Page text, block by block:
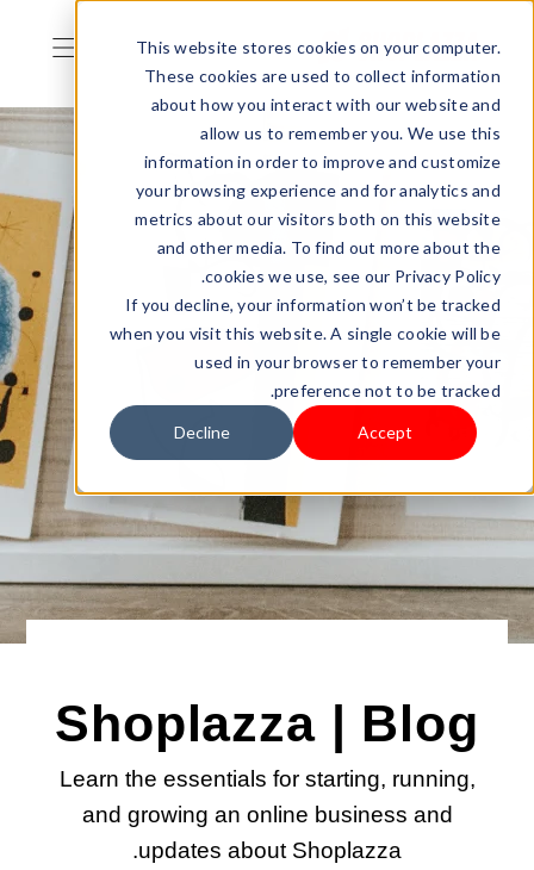
This website stores cookies on your computer.
These cookies are used to collect information
about how you interact with our website and
allow us to remember you. We use this
information in order to improve and customize
your browsing experience and for analytics and
metrics about our visitors both on this website
and other media. To find out more about the
cookies we use, see our Privacy Policy.
If you decline, your information won’t be tracked
when you visit this website. A single cookie will be
used in your browser to remember your
preference not to be tracked.
Accept
Decline
Shoplazza | Blog
Learn the essentials for starting, running,
and growing an online business and
updates about Shoplazza.